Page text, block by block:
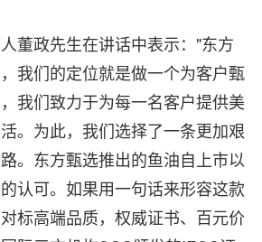
董政先生在讲话中表示："东方
我们的定位就是做一个为客户甄
我们致力于为每一名客户提供美
。为此，我们选择了一条更加艰
。东方甄选推出的鱼油自上市以
认可。如果用一句话来形容这款
标高端品质，权威证书、百元价